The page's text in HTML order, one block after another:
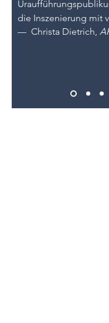
die Inszenierung mit
— Christa Dietrich,